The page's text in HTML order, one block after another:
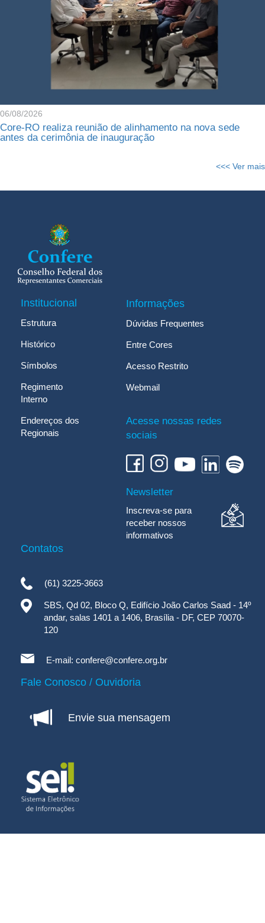
06/08/2026
Core-RO realiza reunião de alinhamento na nova sede
antes da cerimônia de inauguração
<<< Ver mais
Institucional
Estrutura
Histórico
Símbolos
Regimento
Interno
Endereços dos
Regionais
Informações
Dúvidas Frequentes
Entre Cores
Acesso Restrito
Webmail
Acesse nossas redes
sociais
Newsletter
Inscreva-se para
receber nossos
informativos
Contatos
(61) 3225-3663
SBS, Qd 02, Bloco Q, Edifício João Carlos Saad - 14º
andar, salas 1401 a 1406, Brasília - DF, CEP 70070-
120
E-mail: confere@confere.org.br
Fale Conosco / Ouvidoria
Envie sua mensagem